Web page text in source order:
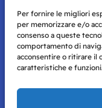
Per fornire le migliori
per memorizzare e/o
consenso a queste
comportamento di
acconsentire o ritirare il
caratteristiche e funzioni.
Storie di Napoli è una